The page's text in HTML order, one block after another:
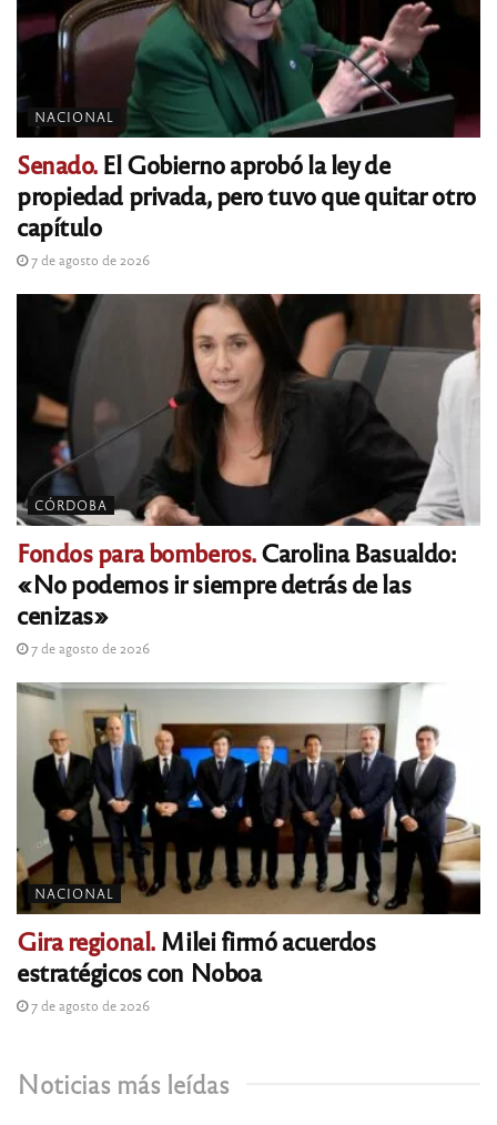
NACIONAL
Senado.El Gobierno aprobó la ley de
propiedad privada, pero tuvo que quitar otro
capítulo
7 de agosto de 2026
CÓRDOBA
Fondos para bomberos.Carolina Basualdo:
«No podemos ir siempre detrás de las
cenizas»
7 de agosto de 2026
NACIONAL
Gira regional.Milei firmó acuerdos
estratégicos con Noboa
7 de agosto de 2026
Noticias más leídas